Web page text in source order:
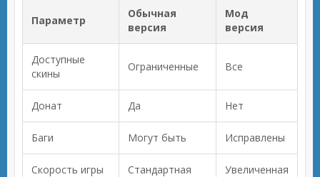
Параметр
Обычная
версия
Мод
версия
Доступные
скины
Ограниченные Все
Донат Да Нет
Баги Могут быть Исправлены
Скорость игры Стандартная Увеличенная